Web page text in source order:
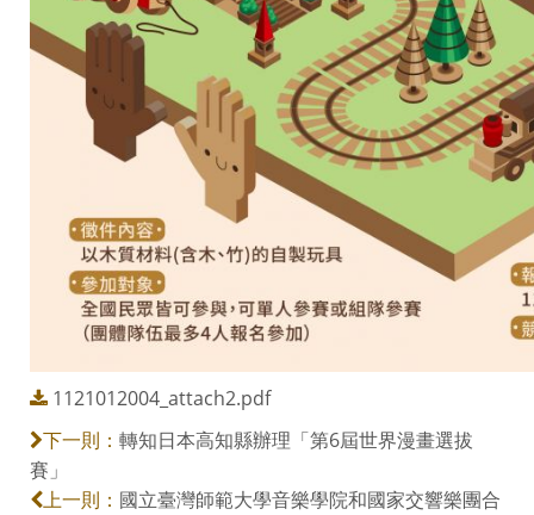
1121012004_attach2.pdf
下一則： 轉知日本高知縣辦理「第6屆世界漫畫選拔
賽」
上一則： 國立臺灣師範大學音樂學院和國家交響樂團合